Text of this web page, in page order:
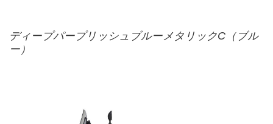
ディープパープリッシュブルーメタリックC（ブル
ー）